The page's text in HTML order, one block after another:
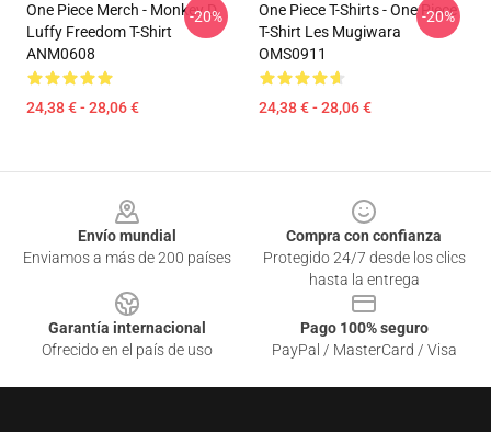
One Piece Merch - Monkey D.
Luffy Freedom T-Shirt
ANM0608
24,38 € - 28,06 €
-20%
One Piece T-Shirts - One Piece
T-Shirt Les Mugiwara
OMS0911
24,38 € - 28,06 €
-20%
Envío mundial
Enviamos a más de 200 países
Compra con confianza
Protegido 24/7 desde los clics
hasta la entrega
Garantía internacional
Ofrecido en el país de uso
Pago 100% seguro
PayPal / MasterCard / Visa